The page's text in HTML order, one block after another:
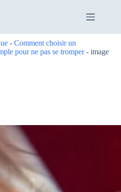
- Comment choisir un
pour ne pas se tromper- image